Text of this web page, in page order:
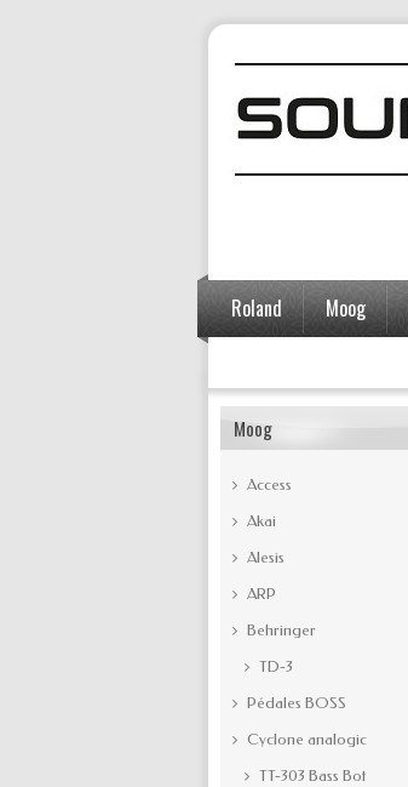
Roland Moog
Moog
Access
Akai
Alesis
ARP
Behringer
TD-3
Pédales BOSS
Cyclone analogic
TT-303 Bass Bot